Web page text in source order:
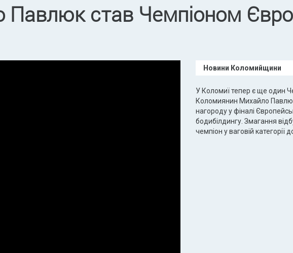
став Чемпіоном
Новини Коломийщини
У Коломиї тепер є ще один
Коломиянин Михайло
нагороду у фіналі
бодибілдингу. Змагання
чемпіон у ваговій категорії